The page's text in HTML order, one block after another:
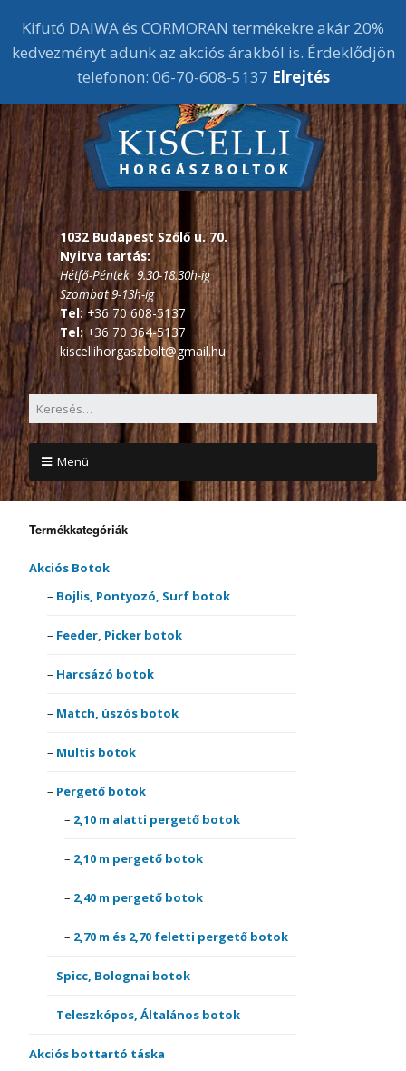
1032 Budapest Szőlő u. 70.
Nyitva tartás:
Hétfő-Péntek 9.30-18.30h-ig
Szombat 9-13h-ig
Tel:+36 70 608-5137
Tel: +36 70 364-5137
kiscellihorgaszbolt@gmail.hu
Menü
Termékkategóriák
Akciós Botok
Bojlis, Pontyozó, Surf botok
Feeder, Picker botok
Harcsázó botok
Match, úszós botok
Multis botok
Pergető botok
2,10 m alatti pergető botok
2,10 m pergető botok
2,40 m pergető botok
2,70 m és 2,70 feletti pergető botok
Spicc, Bolognai botok
Teleszkópos, Általános botok
Akciós bottartó táska
Kifutó DAIWA és CORMORAN termékekre akár 20%
kedvezményt adunk az akciós árakból is. Érdeklődjön
telefonon: 06-70-608-5137 Elrejtés